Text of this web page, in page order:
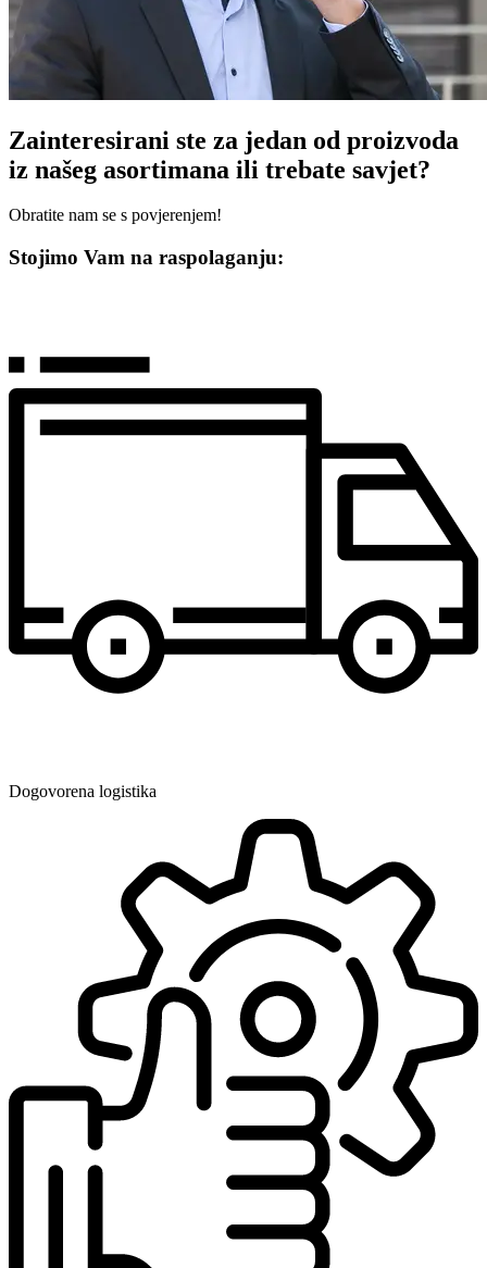
Zainteresirani ste za jedan od proizvoda
iz našeg asortimana ili trebate savjet?
Obratite nam se s povjerenjem!
Stojimo Vam na raspolaganju:
Dogovorena logistika